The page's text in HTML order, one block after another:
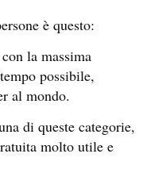
è questo:
la massima
possibile,
al mondo.
di queste categorie,
molto utile e